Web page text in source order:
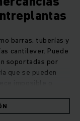
barras, tuberías y
cantilever. Puede
soportadas por
que se pueden
adicional